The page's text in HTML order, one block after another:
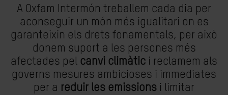
A Oxfam Intermón treballem cada dia per
aconseguir un món més igualitari on es
garanteixin els drets fonamentals, per això
donem suport a les persones més
afectades pel canvi climàtic i reclamem als
governs mesures ambicioses i immediates
per a reduir les emissions i limitar